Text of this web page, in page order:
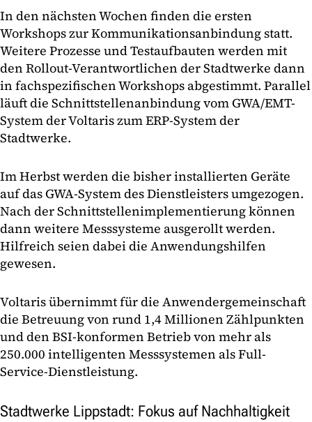
In den nächsten Wochen finden die ersten
Workshops zur Kommunikationsanbindung statt.
Weitere Prozesse und Testaufbauten werden mit
den Rollout-Verantwortlichen der Stadtwerke dann
in fachspezifischen Workshops abgestimmt. Parallel
läuft die Schnittstellenanbindung vom GWA/EMT-
System der Voltaris zum ERP-System der
Stadtwerke.
Im Herbst werden die bisher installierten Geräte
auf das GWA-System des Dienstleisters umgezogen.
Nach der Schnittstellenimplementierung können
dann weitere Messsysteme ausgerollt werden.
Hilfreich seien dabei die Anwendungshilfen
gewesen.
Voltaris übernimmt für die Anwendergemeinschaft
die Betreuung von rund 1,4 Millionen Zählpunkten
und den BSI-konformen Betrieb von mehr als
250.000 intelligenten Messsystemen als Full-
Service-Dienstleistung.
Stadtwerke Lippstadt: Fokus auf Nachhaltigkeit